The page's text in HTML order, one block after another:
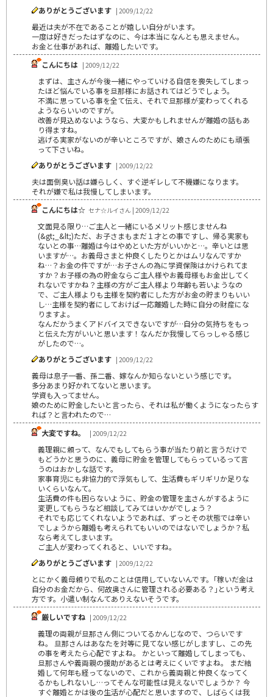
ありがとうございます | 2009/12/22
最近は夫が不在であることが嬉しい自分がいます。
一度は好きだったはずなのに、今は本当になんとも思えません。
お金と仕事があれば、離婚したいです。
こんにちは | 2009/12/22
まずは、主さんが今後一緒にやっていける自信を喪失してしまっ
たほど悩んでいる事を旦那様にお話されてはどうでしょう。
不満に思っている事を全て伝え、それで旦那様が変わってくれる
ようならいいのですが。
改善が見込めないようなら、大変かもしれませんが離婚の話もあ
り得ますね。
逃げる実家がないのが辛いところですが、娘さんのためにも頑張
って下さいね。
ありがとうございます | 2009/12/22
夫は面倒臭い話は嫌らしく、すぐ逆ギレして不機嫌になります。
それが嫌で私は我慢してしまいます。
こんにちは☆ セナ☆ルイさん | 2009/12/22
文面見る限り…ご主人と一緒にいるメリット感じませんね
(&gt;_&lt;)ただ、お子さまもまだ１才との事ですし、帰る実家も
ないとの事…離婚は今はやめといた方がいいかと…。辛いとは思
いますが…。お義母さまと仲良くしたりとかはムリなんですか
ね…？お金の件ですが…お子さんの為に学資保険はかけられてま
すか？お子様の為の貯金ならご主人様やお義母様もお金出してく
れないですかね？主様の方がご主人様より年齢も若いようなの
で、ご主人様よりも主様を契約者にした方がお金の貯まりもいい
し…主様を契約者にしておけば一応離婚した時に自分の財産にな
りますよ。
なんだかうまくアドバイスできないですが…自分の気持ちをもっ
と伝えた方がいいと思います！なんだか我慢してらっしゃる感じ
がしたので…。
ありがとうございます | 2009/12/22
義母は息子一番、孫二番、嫁なんか知らないという感じです。
多分あまり好かれてないと思います。
学資も入ってません。
娘のために貯金したいと言ったら、それは私が働くようになったらす
れば？と言われたので…
大変ですね。
| 2009/12/22
義理親に頼って、なんでもしてもらう事が当たり前と言うだけで
もどうかと思うのに、義母に貯金を管理してもらっているって言
うのはおかしな話です。
家事育児にも非協力的で浮気もして、生活費もギリギリか足りな
いくらいなんて。
生活費の件も困らないように、貯金の管理を主さんがするように
変更してもらうなど相談してみてはいかがでしょう？
それでも応じてくれないようであれば、ずっとその状態では辛い
でしょうから離婚も考えられてもいいのではないでしょうか？私
なら考えてしまいます。
ご主人が変わってくれると、いいですね。
ありがとうございます | 2009/12/22
とにかく義母頼りで私のことは信用していないんです。｢稼いだ金は
自分のお金だから、何故奥さんに管理される必要ある？｣という考え
方です。小遣い制なんてありえないそうです。
厳しいですね | 2009/12/22
義理の両親が旦那さん側についてるかんじなので、つらいです
ね。 旦那さんはあなたを対等に見てない感じがしますし、この先
の事を考えたら心配ですよね。 かといって離婚してしまっても、
旦那さんや義両親の援助があるとは考えにくいですよね。 まだ結
婚して何年も経ってないので、これから義両親と仲良くなってく
るかもしれないし…ってそんな可能性は見えないでしょうか？ 今
すぐ離婚とかは後の生活が心配だと思いますので、しばらくは我